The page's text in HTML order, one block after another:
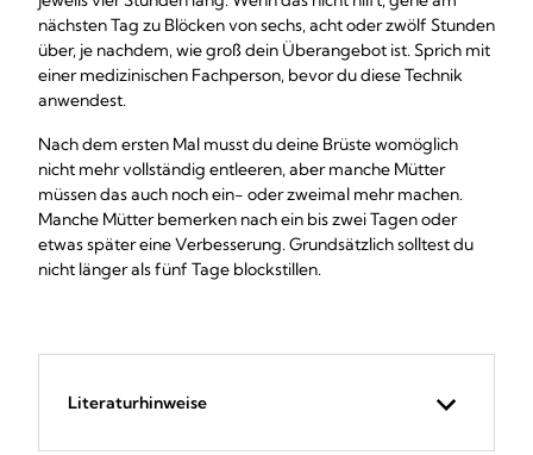
nächsten Tag zu Blöcken von sechs, acht oder zwölf Stunden
über, je nachdem, wie groß dein Überangebot ist. Sprich mit
einer medizinischen Fachperson, bevor du diese Technik
anwendest.
Nach dem ersten Mal musst du deine Brüste womöglich
nicht mehr vollständig entleeren, aber manche Mütter
müssen das auch noch ein- oder zweimal mehr machen.
Manche Mütter bemerken nach ein bis zwei Tagen oder
etwas später eine Verbesserung. Grundsätzlich solltest du
nicht länger als fünf Tage blockstillen.
Literaturhinweise